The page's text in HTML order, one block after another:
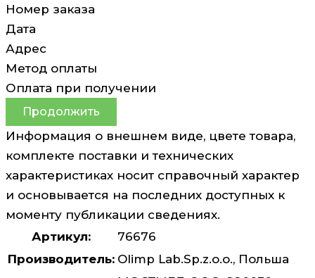
Номер заказа
Дата
Адрес
Метод оплаты
Оплата при получении
Продолжить
Информация о внешнем виде, цвете товара,
комплекте поставки и технических
характеристиках носит справочный характер
и основывается на последних доступных к
моменту публикации сведениях.
Артикул:
76676
Производитель: Olimp Lab.Sp.z.o.o., Польша